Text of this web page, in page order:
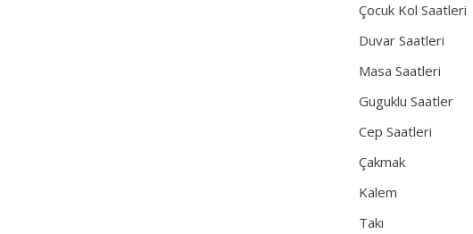
Çocuk Kol Saatleri
Duvar Saatleri
Masa Saatleri
Guguklu Saatler
Cep Saatleri
Çakmak
Kalem
Takı